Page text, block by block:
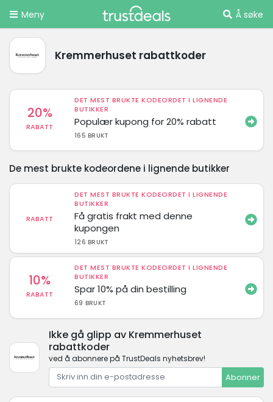
Meny Å søke
Kremmerhuset rabattkoder
20%
RABATT
DET MEST BRUKTE KODEORDET I LIGNENDE
BUTIKKER
Populær kupong for 20% rabatt
165 BRUKT
De mest brukte kodeordene i lignende butikker
RABATT
DET MEST BRUKTE KODEORDET I LIGNENDE
BUTIKKER
Få gratis frakt med denne
kupongen
126 BRUKT
10%
RABATT
DET MEST BRUKTE KODEORDET I LIGNENDE
BUTIKKER
Spar 10% på din bestilling
69 BRUKT
Ikke gå glipp av Kremmerhuset
rabattkoder
ved å abonnere på TrustDeals nyhetsbrev!
Abonner